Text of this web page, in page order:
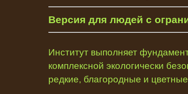
Версия для людей с
Институт выполняет
комплексной экологически
редкие, благородные и